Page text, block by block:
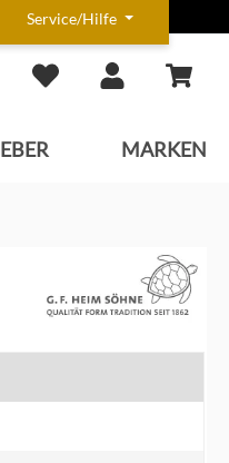
Service/Hilfe
MARKEN